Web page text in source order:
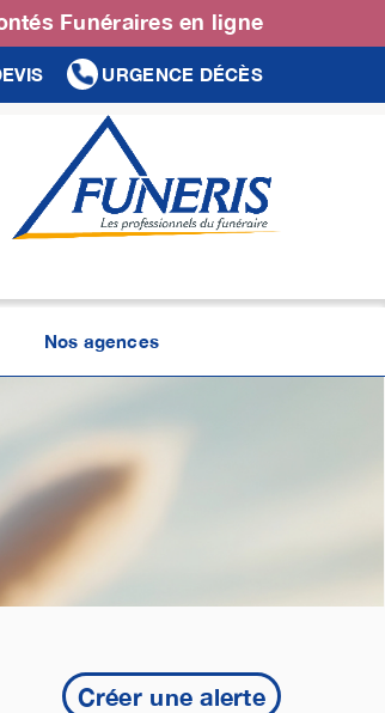
Funéraires en ligne
URGENCE DÉCÈS
Nos agences
Créer une alerte